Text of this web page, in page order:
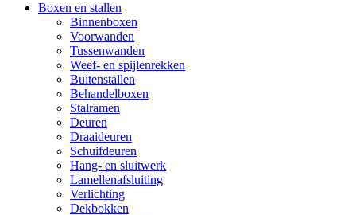
Boxen en stallen
Binnenboxen
Voorwanden
Tussenwanden
Weef- en spijlenrekken
Buitenstallen
Behandelboxen
Stalramen
Deuren
Draaideuren
Schuifdeuren
Hang- en sluitwerk
Lamellenafsluiting
Verlichting
Dekbokken